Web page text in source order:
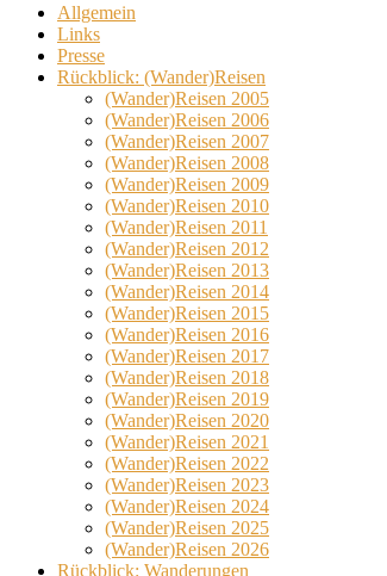
Allgemein
Links
Presse
Rückblick: (Wander)Reisen
(Wander)Reisen 2005
(Wander)Reisen 2006
(Wander)Reisen 2007
(Wander)Reisen 2008
(Wander)Reisen 2009
(Wander)Reisen 2010
(Wander)Reisen 2011
(Wander)Reisen 2012
(Wander)Reisen 2013
(Wander)Reisen 2014
(Wander)Reisen 2015
(Wander)Reisen 2016
(Wander)Reisen 2017
(Wander)Reisen 2018
(Wander)Reisen 2019
(Wander)Reisen 2020
(Wander)Reisen 2021
(Wander)Reisen 2022
(Wander)Reisen 2023
(Wander)Reisen 2024
(Wander)Reisen 2025
(Wander)Reisen 2026
Rückblick: Wanderungen